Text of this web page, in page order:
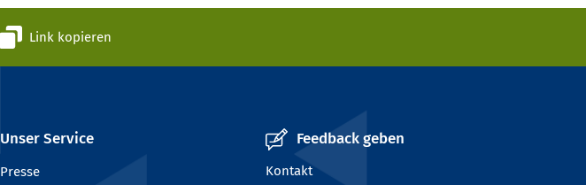
Link kopieren
Unser Service
Presse
Feedback geben
Kontakt